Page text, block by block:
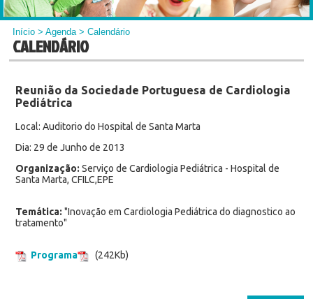
Início >Agenda> Calendário
CALENDÁRIO
Reunião da Sociedade Portuguesa de Cardiologia
Pediátrica
Local: Auditorio do Hospital de Santa Marta
Dia: 29 de Junho de 2013
Organização: Serviço de Cardiologia Pediátrica - Hospital de
Santa Marta, CFILC,EPE
Temática: "Inovação em Cardiologia Pediátrica do diagnostico ao
tratamento"
Programa (242Kb)